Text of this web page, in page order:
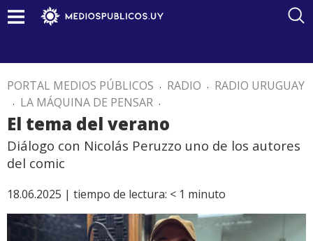
PORTAL MEDIOS PÚBLICOS . RADIO . RADIO URUGUAY
. LA MÁQUINA DE PENSAR .
El tema del verano
Diálogo con Nicolás Peruzzo uno de los autores
del comic
18.06.2025 | tiempo de lectura: < 1 minuto